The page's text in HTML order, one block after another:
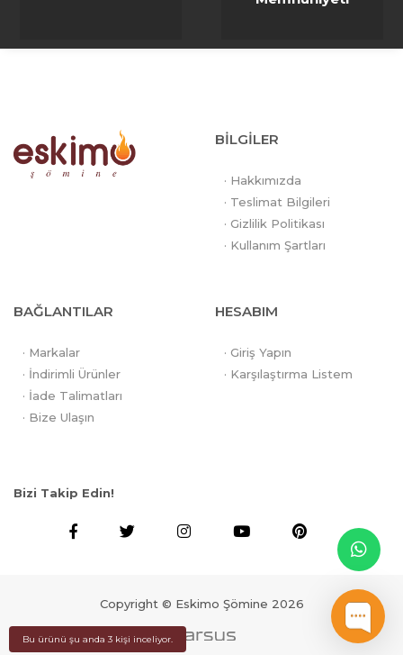
Bu ürünü şu anda 3 kişi inceliyor.
BİLGİLER
· Hakkımızda
· Teslimat Bilgileri
· Gizlilik Politikası
· Kullanım Şartları
BAĞLANTILAR
· Markalar
· İndirimli Ürünler
· İade Talimatları
· Bize Ulaşın
HESABIM
· Giriş Yapın
· Karşılaştırma Listem
Bizi Takip Edin!
Copyright © Eskimo Şömine 2026